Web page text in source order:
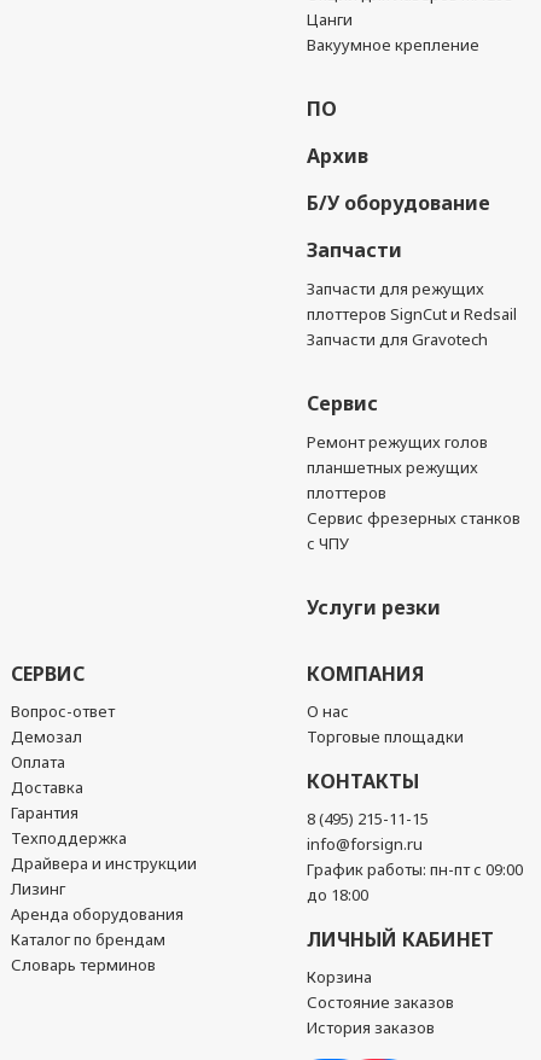
Цанги
Вакуумное крепление
ПО
Архив
Б/У оборудование
Запчасти
Запчасти для режущих
плоттеров SignCut и Redsail
Запчасти для Gravotech
Сервис
Ремонт режущих голов
планшетных режущих
плоттеров
Сервис фрезерных станков
с ЧПУ
Услуги резки
СЕРВИС
Вопрос-ответ
Демозал
Оплата
Доставка
Гарантия
Техподдержка
Драйвера и инструкции
Лизинг
Аренда оборудования
Каталог по брендам
Словарь терминов
КОМПАНИЯ
О нас
Торговые площадки
КОНТАКТЫ
8 (495) 215-11-15
info@forsign.ru
График работы: пн-пт с 09:00
до 18:00
ЛИЧНЫЙ КАБИНЕТ
Корзина
Состояние заказов
История заказов